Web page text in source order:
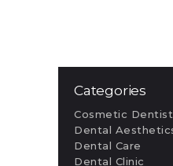
Categories
Cosmetic
Dental
Dental Care
Dental Clinic